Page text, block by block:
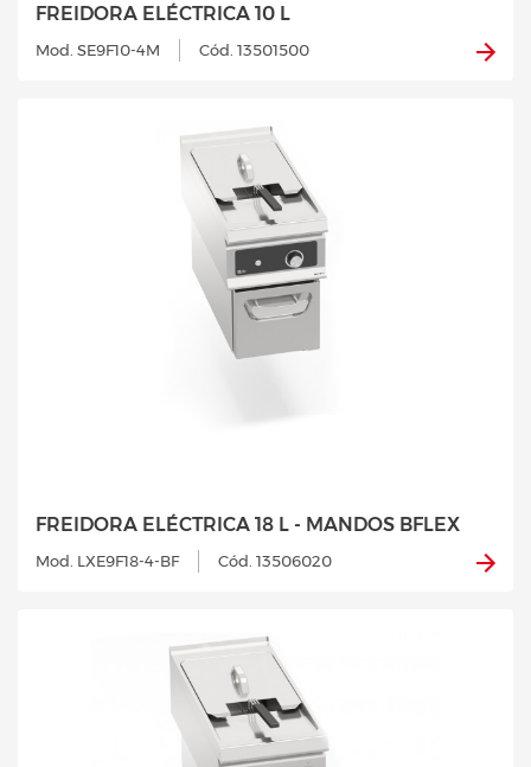
FREIDORA ELÉCTRICA 10 L
Mod. SE9F10-4M Cód. 13501500
FREIDORA ELÉCTRICA 18 L - MANDOS BFLEX
Mod. LXE9F18-4-BF Cód. 13506020